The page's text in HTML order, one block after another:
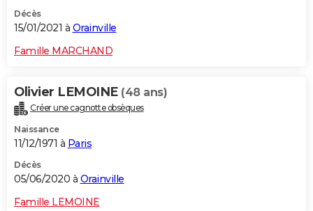
Décès
15/01/2021 à Orainville
Famille MARCHAND
Olivier LEMOINE (48 ans)
Créer une cagnotte obsèques
Naissance
11/12/1971 à Paris
Décès
05/06/2020 à Orainville
Famille LEMOINE